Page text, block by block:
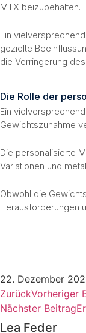
MTX beizubehalten.
Ein
gezielte
die Verringerung
Die Rolle der
Ein
Gewichtszunahme
Die personalisierte
Variationen und
Obwohl die
Herausforderungen
22. Dezember
ZurückVorheriger
Nächster Beitrag
Lea Feder